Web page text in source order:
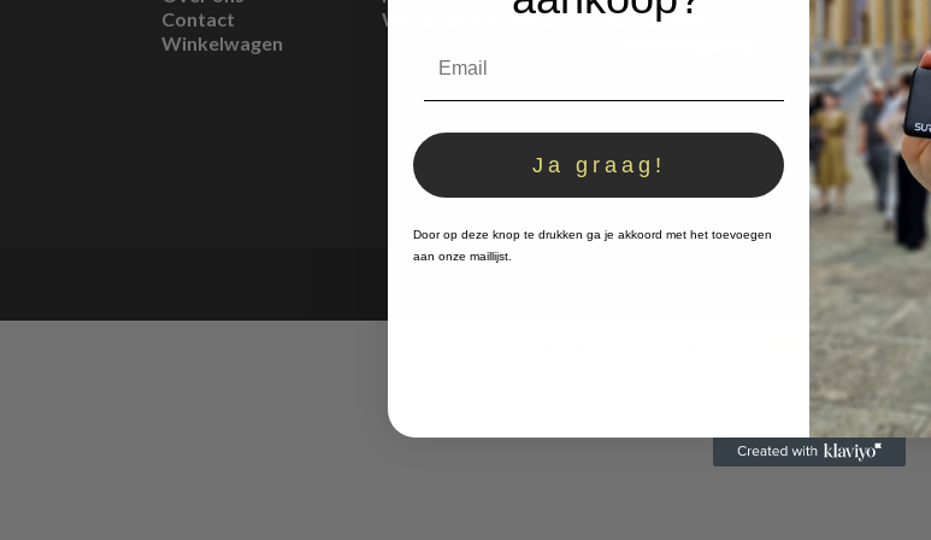
Contact
Winkelwagen
Wordt een affiliate
Retour Recht
WebwinkelKeur Reviews
Ja graag!
Door op deze knop te drukken ga je akkoord met het toevoegen
aan onze maillijst.